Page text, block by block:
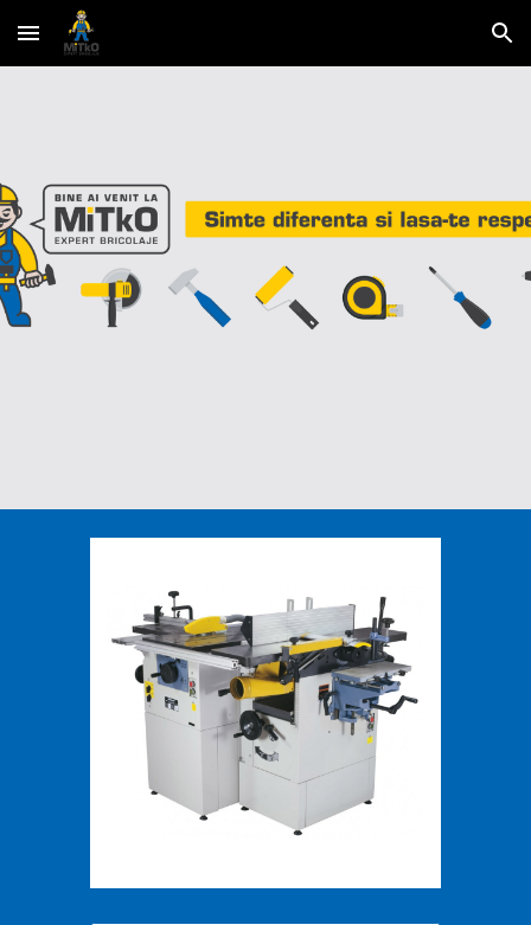
Skip to main content Skip to navigation